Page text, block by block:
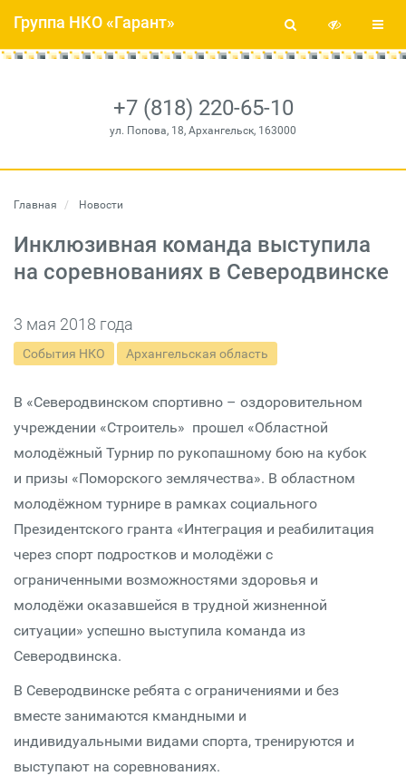
+7 (818) 220-65-10
ул. Попова, 18, Архангельск, 163000
Группа НКО «Гарант»
Главная Новости
Инклюзивная команда выступила
на соревнованиях в Северодвинске
3 мая 2018 года
События НКО Архангельская область
В «Северодвинском спортивно – оздоровительном
учреждении «Строитель» прошел «Областной
молодёжный Турнир по рукопашному бою на кубок
и призы «Поморского землячества». В областном
молодёжном турнире в рамках социального
Президентского гранта «Интеграция и реабилитация
через спорт подростков и молодёжи с
ограниченными возможностями здоровья и
молодёжи оказавшейся в трудной жизненной
ситуации» успешно выступила команда из
Северодвинска.
В Северодвинске ребята с ограничениями и без
вместе занимаются кмандными и
индивидуальными видами спорта, тренируются и
выступают на соревнованиях.